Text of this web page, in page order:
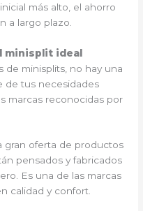
más alto, el ahorro
a largo plazo.
minisplit ideal
de minisplits, no hay una
de tus necesidades
marcas reconocidas por
gran oferta de productos
pensados y fabricados
Es una de las marcas
calidad y confort.